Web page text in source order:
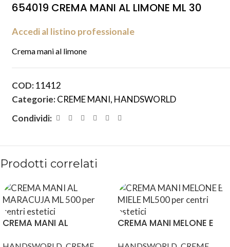
654019 CREMA MANI AL LIMONE ML 30
Accedi al listino professionale
Crema mani al limone
COD:11412
Categorie:CREME MANI, HANDSWORLD
Condividi:
Prodotti correlati
CREMA MANI AL
CREMA MANI MELONE E